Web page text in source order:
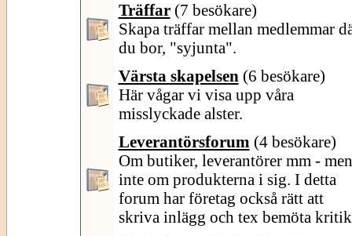
Träffar (7 besökare)
Skapa träffar mellan medlemmar
du bor, "syjunta".
Värsta skapelsen (6 besökare)
Här vågar vi visa upp våra
misslyckade alster.
Leverantörsforum (4 besökare)
Om butiker, leverantörer mm - men
inte om produkterna i sig. I detta
forum har företag också rätt att
skriva inlägg och tex bemöta